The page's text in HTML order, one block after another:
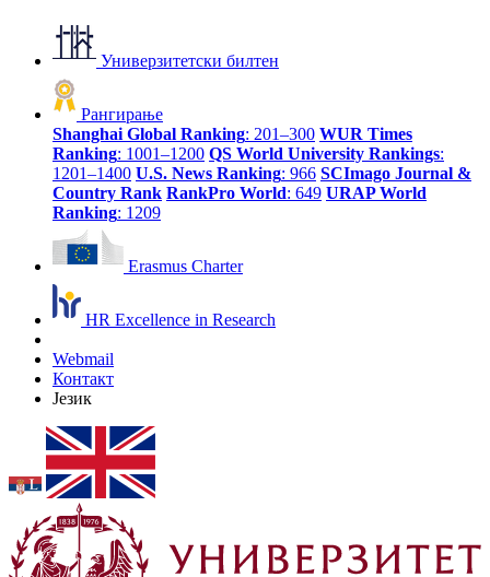
Универзитетски билтен
Рангирање
Shanghai Global Ranking: 201–300 WUR Times
Ranking: 1001–1200 QS World University Rankings:
1201–1400 U.S. News Ranking: 966 SCImago Journal &
Country Rank RankPro World: 649 URAP World
Ranking: 1209
Erasmus Charter
HR Excellence in Research
Webmail
Контакт
Језик